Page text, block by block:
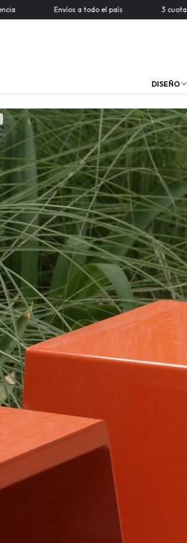
Envíos a todo el país 3 cuotas sin interés
DISEÑO